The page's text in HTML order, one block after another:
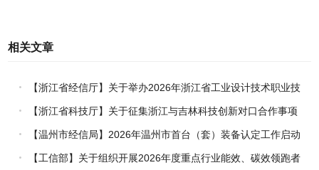
相关文章
【浙江省经信厅】关于举办2026年浙江省工业设计技术职业技
能竞赛的通知
【浙江省科技厅】关于征集浙江与吉林科技创新对口合作事项
的通知【温州市经信局】2026年温州市首台（套）装备认定工作启动
【工信部】关于组织开展2026年度重点行业能效、碳效领跑者